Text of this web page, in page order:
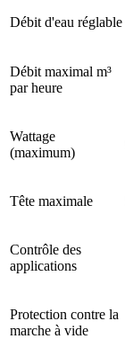
Débit d'eau réglable
Débit maximal m³
par heure
Wattage
(maximum)
Tête maximale
Contrôle des
applications
Protection contre la
marche à vide